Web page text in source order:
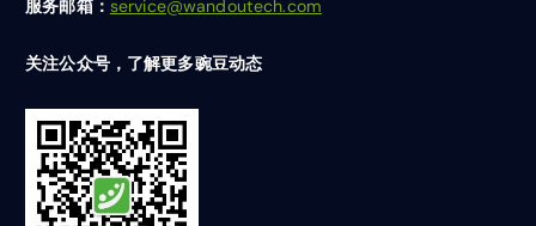
服务邮箱： service@wandoutech.com
关注公众号，了解更多豌豆动态